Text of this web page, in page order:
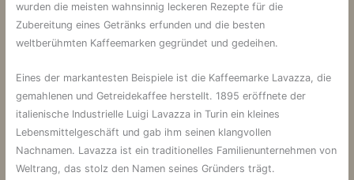
wurden die meisten wahnsinnig leckeren Rezepte für die
Zubereitung eines Getränks erfunden und die besten
weltberühmten Kaffeemarken gegründet und gedeihen.
Eines der markantesten Beispiele ist die Kaffeemarke Lavazza, die
gemahlenen und Getreidekaffee herstellt. 1895 eröffnete der
italienische Industrielle Luigi Lavazza in Turin ein kleines
Lebensmittelgeschäft und gab ihm seinen klangvollen
Nachnamen. Lavazza ist ein traditionelles Familienunternehmen von
Weltrang, das stolz den Namen seines Gründers trägt.